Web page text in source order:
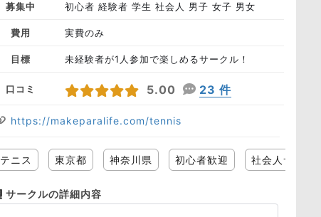
募集中 初心者 経験者 学生 社会人 男子 女子 男女
費用 実費のみ
目標 未経験者が1人参加で楽しめるサークル！
口コミ 5.00 23 件
https://makeparalife.com/tennis
テニス 東京都 神奈川県 初心者歓迎 社会人サークル
サークルの詳細内容